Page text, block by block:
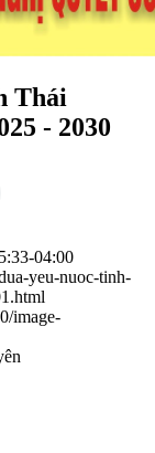
Thái
- 2030
04:00
yeu-nuoc-tinh-
image-